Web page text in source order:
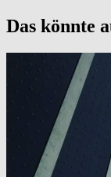
Das könnte